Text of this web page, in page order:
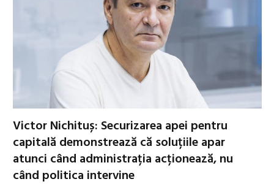
Victor Nichituș: Securizarea apei pentru
capitală demonstrează că soluțiile apar
atunci când administrația acționează, nu
când politica intervine